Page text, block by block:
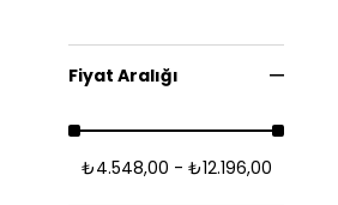
Fiyat Aralığı
₺4.548,00 - ₺12.196,00